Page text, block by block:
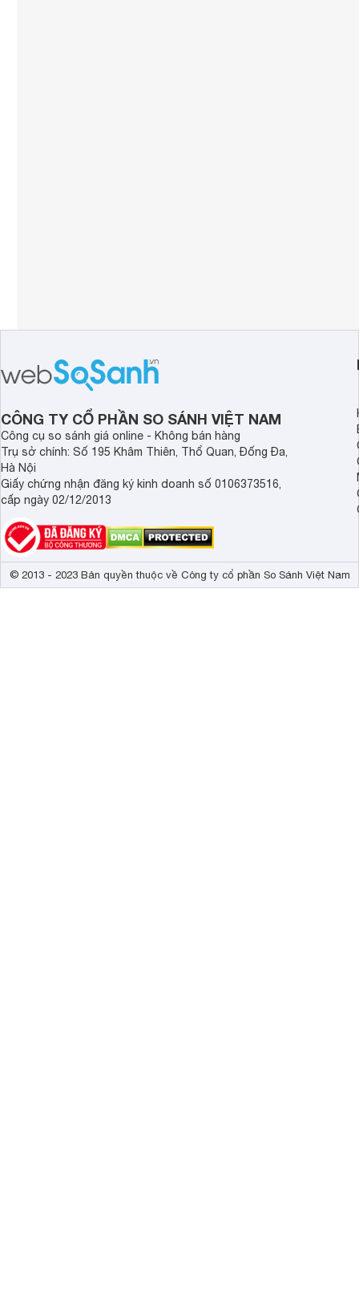
CÔNG TY CỔ PHẦN SO SÁNH VIỆT NAM
Công cụ so sánh giá online - Không bán hàng
Trụ sở chính: Số 195 Khâm Thiên, Thổ Quan, Đống Đa,
Hà Nội
Giấy chứng nhận đăng ký kinh doanh số 0106373516,
cấp ngày 02/12/2013
© 2013 - 2023 Bản quyền thuộc về Công ty cổ phần So Sánh Việt Nam